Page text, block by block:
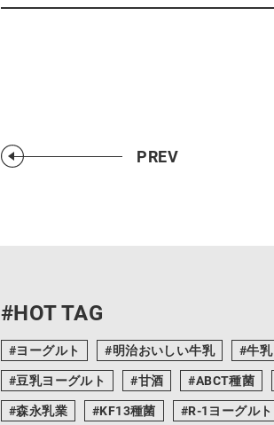
PREV
#HOT TAG
ヨーグルト 明治おいしい牛乳 牛乳
豆乳ヨーグルト
甘酒 ABCT種菌
森永乳業
KF13種菌 R-1ヨーグルト